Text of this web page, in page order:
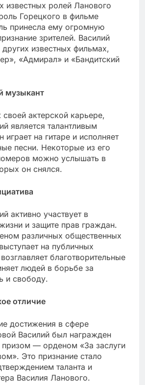
известных ролей Ланового
Горецкого в фильме
принесла ему огромную
зрителей. Василий
известных фильмах,
«Адмирал» и «Бандитский
музыкант
актерской карьере,
является талантливым
на гитаре и исполняет
песни. Некоторые из его
можно услышать в
он снялся.
активно участвует в
и защите прав граждан.
различных общественных
на публичных
благотворительные
людей в борьбе за
и свободу.
отличие
достижения в сфере
Василий был награжден
призом — орденом «За заслуги
Это признание стало
таланта и
Василия Ланового.